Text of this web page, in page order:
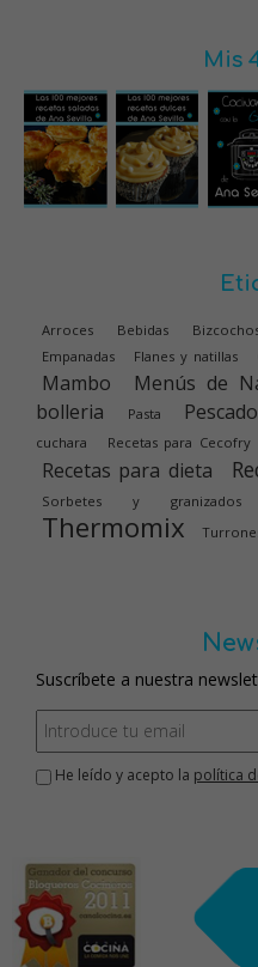
Mis
Arroces Bebidas
Empanadas Flanes y natillas
Mambo Menús de
bolleria
Pasta
cuchara
Recetas para Cecofry
Recetas para dieta
Sorbetes y granizados
Thermomix
Suscríbete a nuestra
He leído y acepto la política